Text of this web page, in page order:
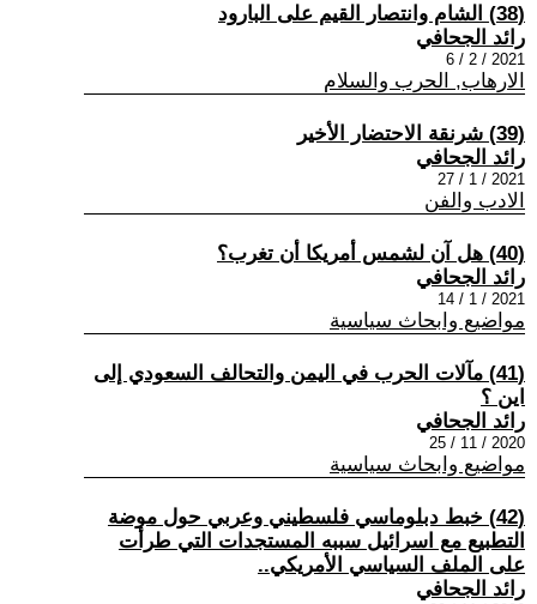
(38) الشام وانتصار القيم على البارود
رائد الجحافي
2021 / 2 / 6
الارهاب, الحرب والسلام
(39) شرنقة الاحتضار الأخير
رائد الجحافي
2021 / 1 / 27
الادب والفن
(40) هل آن لشمس أمريكا أن تغرب؟
رائد الجحافي
2021 / 1 / 14
مواضيع وابحاث سياسية
(41) مآلات الحرب في اليمن والتحالف السعودي إلى
اين ؟
رائد الجحافي
2020 / 11 / 25
مواضيع وابحاث سياسية
(42) خبط دبلوماسي فلسطيني وعربي حول موضة
التطبيع مع اسرائيل سببه المستجدات التي طرأت
على الملف السياسي الأمريكي..
رائد الجحافي